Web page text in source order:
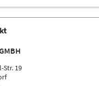
| 14:00 - 14:25
Schmidt
Str. 19